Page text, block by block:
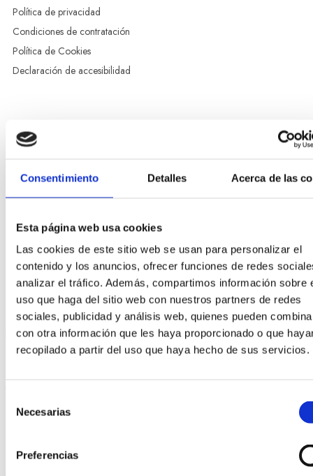
Consentimiento Detalles Acerca de las
Esta página web usa cookies
Las cookies de este sitio web se usan para personalizar el
contenido y los anuncios, ofrecer funciones de redes
analizar el tráfico. Además, compartimos información sobre
uso que haga del sitio web con nuestros partners de redes
sociales, publicidad y análisis web, quienes pueden
con otra información que les haya proporcionado o que
recopilado a partir del uso que haya hecho de sus servicios.
Necesarias
Preferencias
Política de privacidad
Condiciones de contratación
Política de Cookies
Declaración de accesibilidad
ha utilizado para la solución digital: Sitio web y presencia
Copyright © 2023 RafaelTorresJoyero.com. Web desarrollada
porEstudio Numérico
Estás viendo:Colgante Dodo en oro amarillo con gema
Password*